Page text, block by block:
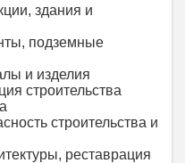
здания и
подземные
и изделия
строительства
строительства и
реставрация